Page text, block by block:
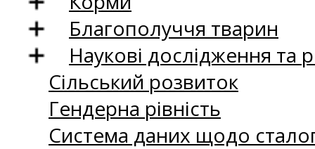
Благополуччя тварин
Наукові дослідження та
Сільський розвиток
Гендерна рівність
Система даних щодо